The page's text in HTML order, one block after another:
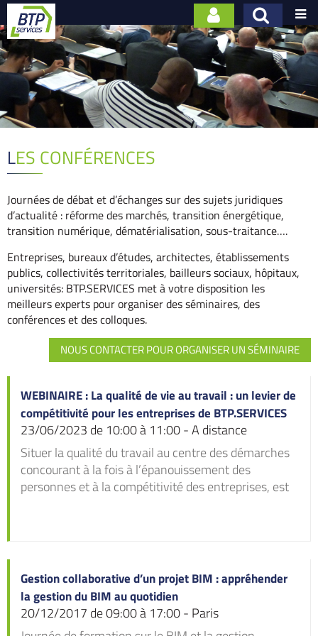

LES CONFÉRENCES
Journées de débat et d’échanges sur des sujets juridiques
d’actualité : réforme des marchés, transition énergétique,
transition numérique, dématérialisation, sous-traitance….
Entreprises, bureaux d’études, architectes, établissements
publics, collectivités territoriales, bailleurs sociaux, hôpitaux,
universités: BTP.SERVICES met à votre disposition les
meilleurs experts pour organiser des séminaires, des
conférences et des colloques.
NOUS CONTACTER POUR ORGANISER UN SÉMINAIRE
WEBINAIRE : La qualité de vie au travail : un levier de
compétitivité pour les entreprises de BTP.SERVICES
23/06/2023 de 10:00 à 11:00 - A distance
Situer la qualité du travail au centre des démarches
concourant à la fois à l’épanouissement des
personnes et à la compétitivité des entreprises, est
entièrement de la main d’œuvre, la satisfaction des
besoins humains est un levier de performance.
Depuis 22 ans, Monsieur Christophe MEDICI, Psycho
sociologue, formateur diplômé d'Etat (DUFA), coach,
Gestion collaborative d’un projet BIM : appréhender
la gestion du BIM au quotidien
20/12/2017 de 09:00 à 17:00 - Paris